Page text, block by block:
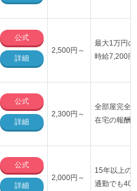
公式
詳細
2,500円～
最大1万円
時給7,200
公式
詳細
2,300円～
全部屋完全
在宅の報酬
公式
詳細
2,000円～
15年以上の
通勤でも40